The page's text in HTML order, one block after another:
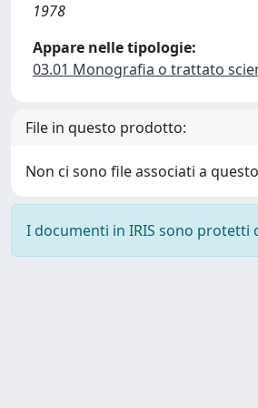
1978
Appare nelle tipologie:
03.01 Monografia o trattato
File in questo prodotto:
Non ci sono file associati a
I documenti in IRIS sono